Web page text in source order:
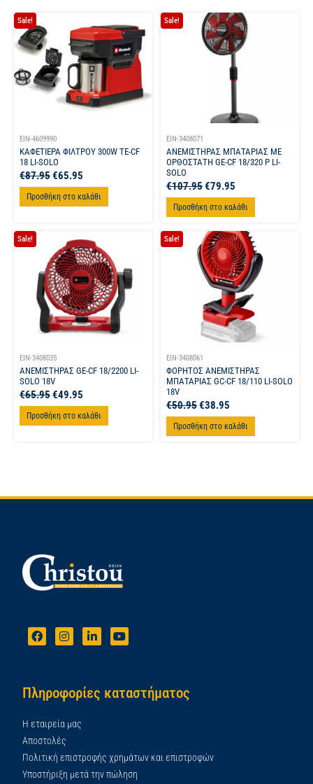
Sale!
EIN-4609990
ΚΑΦΕΤΙΕΡΑ ΦΙΛΤΡΟΥ 300W TE-CF
18 LI-SOLO
€87.95€65.95
Προσθήκη στο καλάθι
Sale!
EIN-3408071
ΑΝΕΜΙΣΤΗΡΑΣ ΜΠΑΤΑΡΙΑΣ ΜΕ
ΟΡΘΟΣΤΑΤΗ GE-CF 18/320 P LI-
SOLO
€107.95€79.95
Προσθήκη στο καλάθι
Sale!
EIN-3408035
ΑΝΕΜΙΣΤΗΡΑΣ GE-CF 18/2200 LI-
SOLO 18V
€65.95€49.95
Προσθήκη στο καλάθι
Sale!
EIN-3408061
ΦΟΡΗΤΟΣ ΑΝΕΜΙΣΤΗΡΑΣ
ΜΠΑΤΑΡΙΑΣ GC-CF 18/110 LI-SOLO
18V
€50.95€38.95
Προσθήκη στο καλάθι
Πληροφορίες καταστήματος
Η εταιρεία μας
Αποστολές
Πολιτική επιστροφής χρημάτων και επιστροφών
Υποστήριξη μετά την πώληση